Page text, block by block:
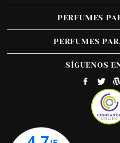
PERFUMES
PERFUMES
SÍGUENOS